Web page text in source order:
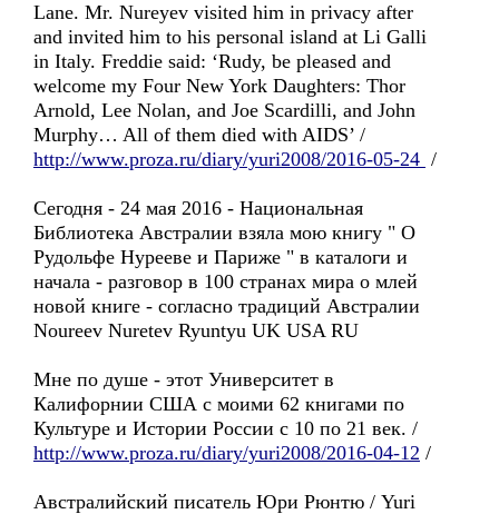
Lane. Mr. Nureyev visited him in privacy after
and invited him to his personal island at Li Galli
in Italy. Freddie said: ‘Rudy, be pleased and
welcome my Four New York Daughters: Thor
Arnold, Lee Nolan, and Joe Scardilli, and John
Murphy… All of them died with AIDS’ /
http://www.proza.ru/diary/yuri2008/2016-05-24 /
Сегодня - 24 мая 2016 - Национальная
Библиотека Австралии взяла мою книгу " О
Рудольфе Нурееве и Париже " в каталоги и
начала - разговор в 100 странах мира о млей
новой книге - согласно традиций Австралии
Noureev Nuretev Ryuntyu UK USA RU
Мне по душе - этот Университет в
Калифорнии США с моими 62 книгами по
Культуре и Истории России с 10 по 21 век. /
http://www.proza.ru/diary/yuri2008/2016-04-12 /
Австралийский писатель Юри Рюнтю / Yuri